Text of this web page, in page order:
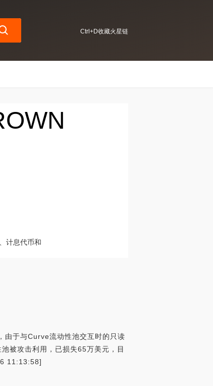
Ctrl+D收藏火星链
计息代币和
由于与Curve流动性池交互时的只读
被攻击利用，已损失65万美元，目
11:13:58]